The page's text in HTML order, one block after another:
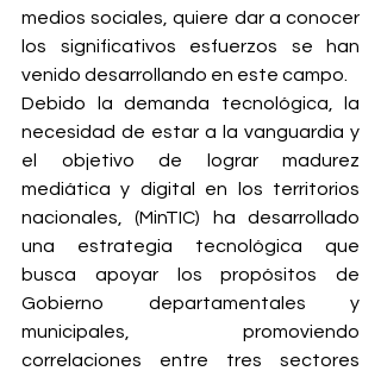
medios sociales, quiere dar a conocer
los significativos esfuerzos se han
venido desarrollando en este campo.
Debido la demanda tecnológica, la
necesidad de estar a la vanguardia y
el objetivo de lograr madurez
mediática y digital en los territorios
nacionales, (MinTIC) ha desarrollado
una estrategia tecnológica que
busca apoyar los propósitos de
Gobierno departamentales y
municipales, promoviendo
correlaciones entre tres sectores